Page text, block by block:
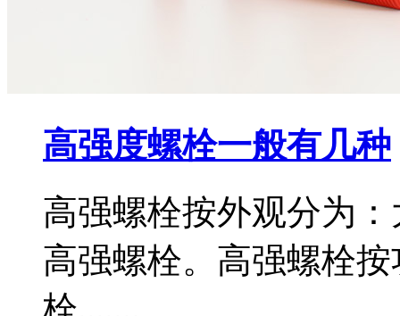
高强度螺栓一般有几种
高强螺栓按外观分为
高强螺栓。高强螺栓
栓.......